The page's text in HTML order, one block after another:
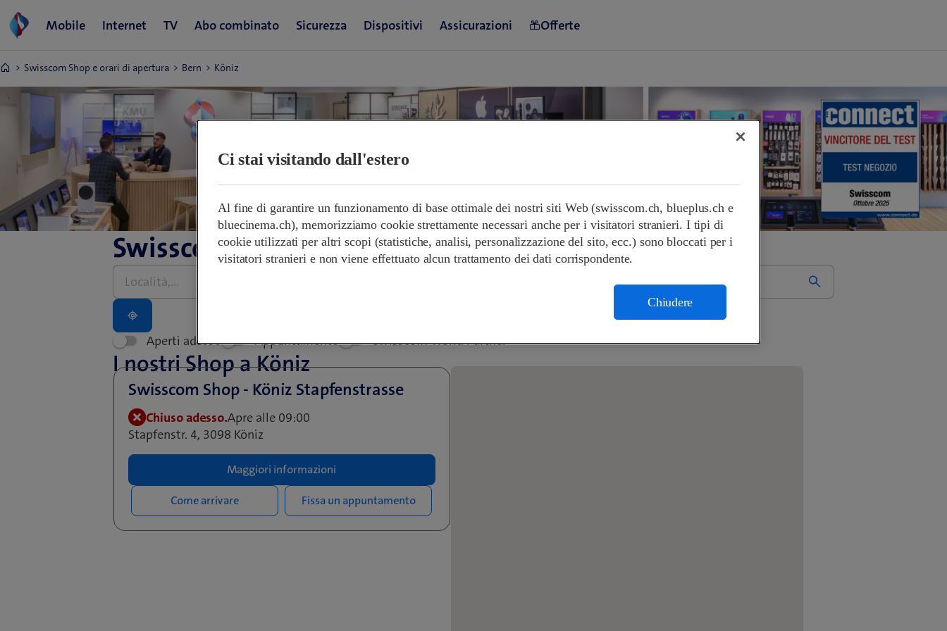
Swisscom Shop e orari di apertura Bern Köniz
Swisscom Shop e orari di apertura
Inserire
l’indirizzo,
Aperti adesso Appuntamento Swisscom World Partner
I nostri Shop a Köniz
Swisscom Shop - Köniz Stapfenstrasse
Chiuso adesso.Apre alle 09:00
Stapfenstr. 4, 3098 Köniz
Maggiori informazioni
Come arrivare Fissa un appuntamento
Ci stai visitando dall'estero
Al fine di garantire un funzionamento di base ottimale dei nostri siti Web (swisscom.ch, blueplus.ch e
bluecinema.ch), memorizziamo cookie strettamente necessari anche per i visitatori stranieri. I tipi di
cookie utilizzati per altri scopi (statistiche, analisi, personalizzazione del sito, ecc.) sono bloccati per i
visitatori stranieri e non viene effettuato alcun trattamento dei dati corrispondente.
Chiudere